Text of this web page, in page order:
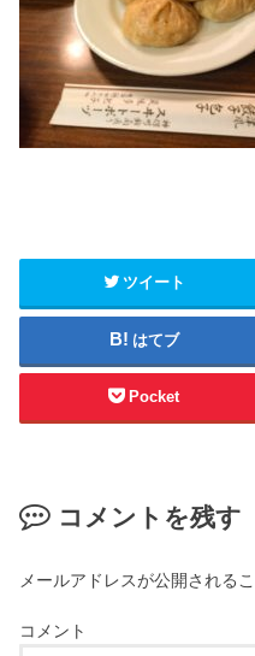
ツイート
はてブ
Pocket
コメントを残す
メールアドレスが公開される
コメント